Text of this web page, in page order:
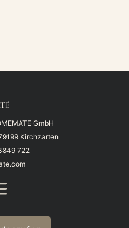
GmbH
Kirchzarten
722